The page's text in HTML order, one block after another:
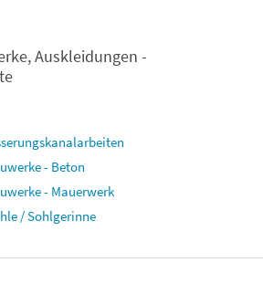
Auskleidungen -
- Beton
- Mauerwerk
/ Sohlgerinne